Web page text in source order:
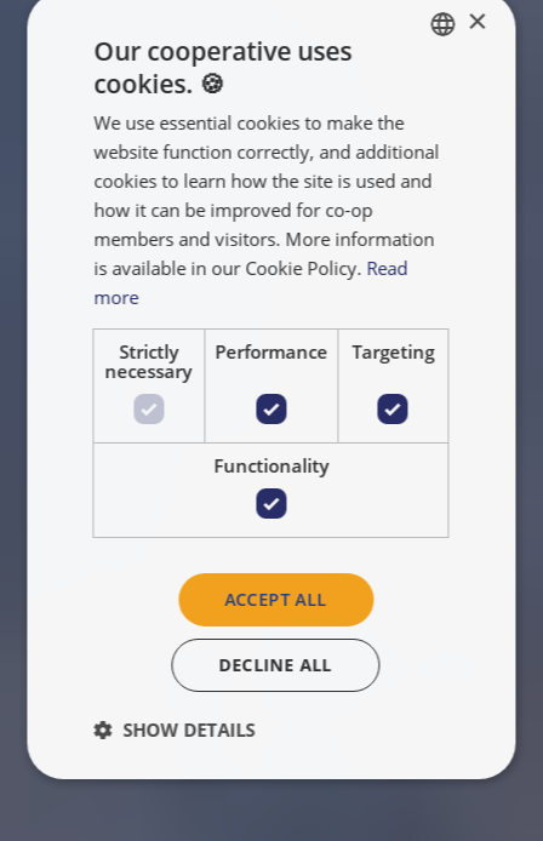
FRANÇAIS
×
Our cooperative uses
cookies. 🍪
We use essential cookies to make the
website function correctly, and additional
cookies to learn how the site is used and
how it can be improved for co-op
members and visitors. More information
is available in our Cookie Policy. Read
more
Strictly
necessary
Performance Targeting
Functionality
ACCEPT ALL
DECLINE ALL
SHOW DETAILS